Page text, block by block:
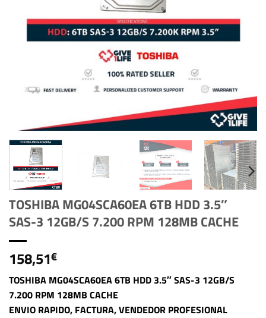
TOSHIBA MG04SCA60EA 6TB HDD 3.5″
SAS-3 12GB/S 7.200 RPM 128MB CACHE
158,51€
TOSHIBA MG04SCA60EA 6TB HDD 3.5″ SAS-3 12GB/S
7.200 RPM 128MB CACHE
ENVIO RAPIDO, FACTURA, VENDEDOR PROFESIONAL